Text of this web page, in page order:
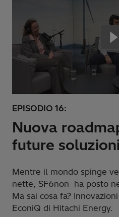
EPISODIO 16:
Nuova
future
Mentre il mondo spinge
nette, SF6non ha posto
Ma sai cosa fa?
EconiQ di Hitachi Energy.